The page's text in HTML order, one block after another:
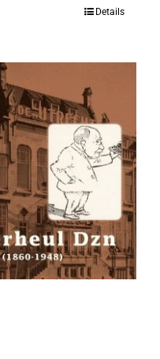
Details